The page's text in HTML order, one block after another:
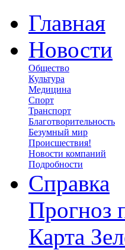
Главная
Новости
Общество
Культура
Медицина
Спорт
Транспорт
Благотворительность
Безумный мир
Происшествия!
Новости компаний
Подробности
Справка
Прогноз
Карта